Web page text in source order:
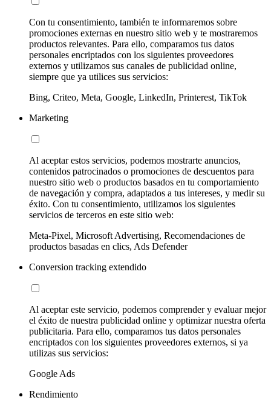
Con tu consentimiento, también te informaremos sobre
promociones externas en nuestro sitio web y te mostraremos
productos relevantes. Para ello, comparamos tus datos
personales encriptados con los siguientes proveedores
externos y utilizamos sus canales de publicidad online,
siempre que ya utilices sus servicios:
Bing, Criteo, Meta, Google, LinkedIn, Printerest, TikTok
Marketing
Al aceptar estos servicios, podemos mostrarte anuncios,
contenidos patrocinados o promociones de descuentos para
nuestro sitio web o productos basados en tu comportamiento
de navegación y compra, adaptados a tus intereses, y medir su
éxito. Con tu consentimiento, utilizamos los siguientes
servicios de terceros en este sitio web:
Meta-Pixel, Microsoft Advertising, Recomendaciones de
productos basadas en clics, Ads Defender
Conversion tracking extendido
Al aceptar este servicio, podemos comprender y evaluar mejor
el éxito de nuestra publicidad online y optimizar nuestra oferta
publicitaria. Para ello, comparamos tus datos personales
encriptados con los siguientes proveedores externos, si ya
utilizas sus servicios:
Google Ads
Rendimiento